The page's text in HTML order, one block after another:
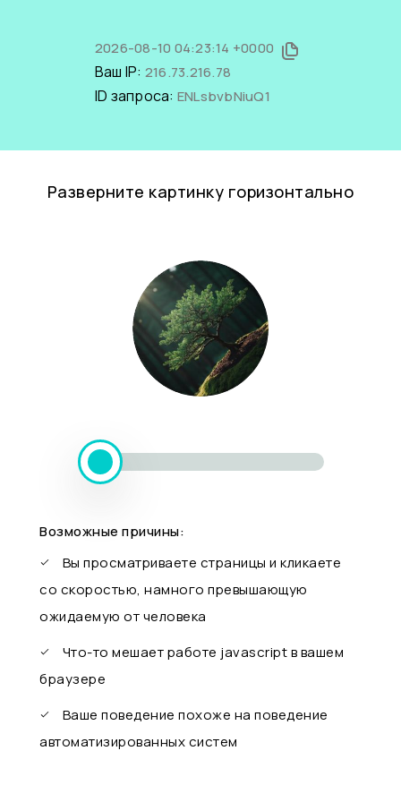
2026-08-10 04:23:14 +0000
Ваш IP: 216.73.216.78
ID запроса: ENLsbvbNiuQ1
Разверните картинку горизонтально
Возможные причины:
Вы просматриваете страницы и кликаете
со скоростью, намного превышающую
ожидаемую от человека
Что-то мешает работе javascript в вашем
браузере
Ваше поведение похоже на поведение
автоматизированных систем